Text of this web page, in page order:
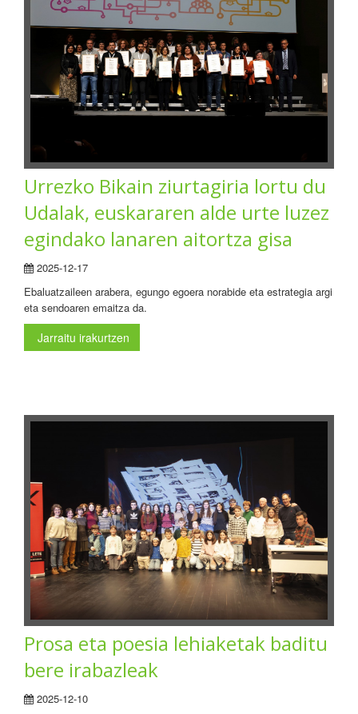
Urrezko Bikain ziurtagiria lortu du
Udalak, euskararen alde urte luzez
egindako lanaren aitortza gisa
2025-12-17
Ebaluatzaileen arabera, egungo egoera norabide eta estrategia argi
eta sendoaren emaitza da.
Jarraitu irakurtzen
Prosa eta poesia lehiaketak baditu
bere irabazleak
2025-12-10